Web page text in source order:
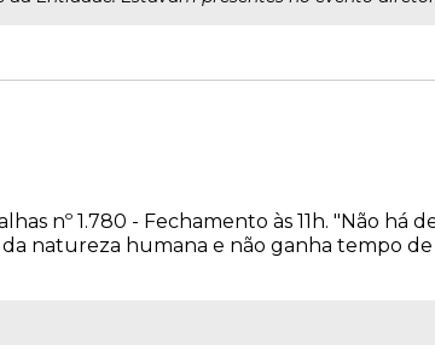
nº 1.780 - Fechamento às 11h. "Não há
natureza humana e não ganha tempo